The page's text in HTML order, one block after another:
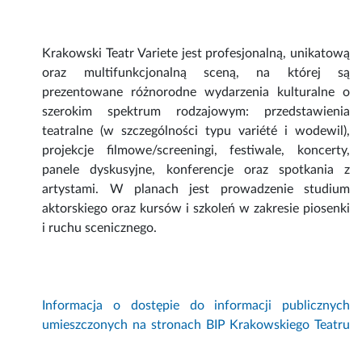
Krakowski Teatr Variete jest profesjonalną, unikatową
oraz multifunkcjonalną sceną, na której są
prezentowane różnorodne wydarzenia kulturalne o
szerokim spektrum rodzajowym: przedstawienia
teatralne (w szczególności typu variété i wodewil),
projekcje filmowe/screeningi, festiwale, koncerty,
panele dyskusyjne, konferencje oraz spotkania z
artystami. W planach jest prowadzenie studium
aktorskiego oraz kursów i szkoleń w zakresie piosenki
i ruchu scenicznego.
Informacja o dostępie do informacji publicznych
umieszczonych na stronach BIP Krakowskiego Teatru